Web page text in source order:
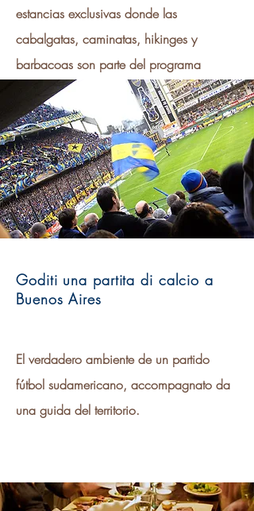
estancias exclusivas donde las
cabalgatas, caminatas, hikinges y
barbacoas son parte del programa
Goditi una partita di calcio a
Buenos Aires
El verdadero ambiente de un partido
fútbol sudamericano, accompagnato da
una guida del territorio.